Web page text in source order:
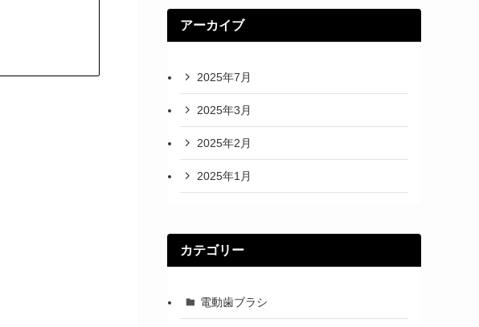
アーカイブ
2025年7月
2025年3月
2025年2月
2025年1月
カテゴリー
電動歯ブラシ